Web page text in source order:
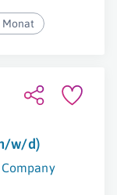
Monat
w/d)